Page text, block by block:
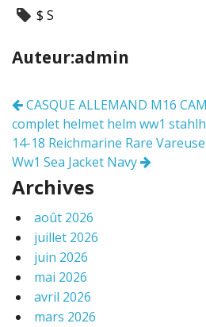
e
b
o
k
er l
$ S
Auteur:admin
Navigation
des
articles
CASQUE ALLEMAND M16
complet helmet helm ww1
14-18 Reichmarine Rare
Ww1 Sea Jacket Navy
Archives
août 2026
juillet 2026
juin 2026
mai 2026
avril 2026
mars 2026